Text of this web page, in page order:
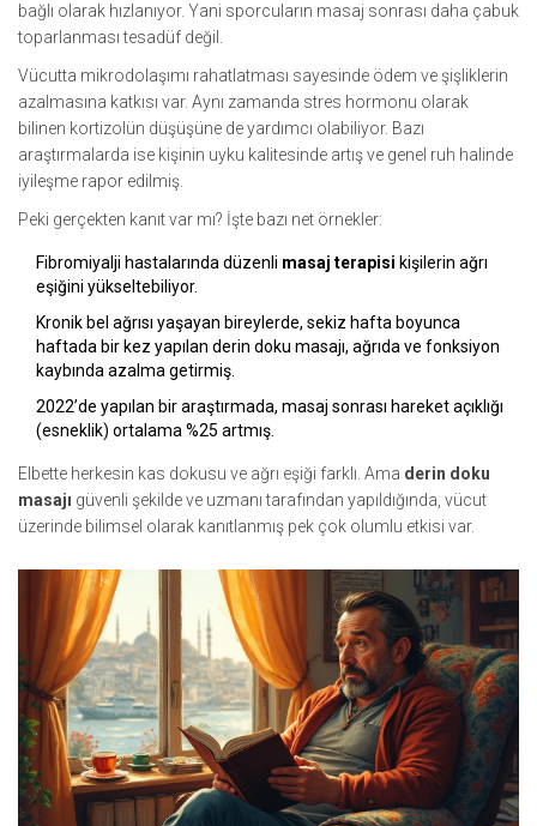
bağlı olarak hızlanıyor. Yani sporcuların masaj sonrası daha çabuk
toparlanması tesadüf değil.
Vücutta mikrodolaşımı rahatlatması sayesinde ödem ve şişliklerin
azalmasına katkısı var. Aynı zamanda stres hormonu olarak
bilinen kortizolün düşüşüne de yardımcı olabiliyor. Bazı
araştırmalarda ise kişinin uyku kalitesinde artış ve genel ruh halinde
iyileşme rapor edilmiş.
Peki gerçekten kanıt var mı? İşte bazı net örnekler:
Fibromiyalji hastalarında düzenli masaj terapisi kişilerin ağrı
eşiğini yükseltebiliyor.
Kronik bel ağrısı yaşayan bireylerde, sekiz hafta boyunca
haftada bir kez yapılan derin doku masajı, ağrıda ve fonksiyon
kaybında azalma getirmiş.
2022’de yapılan bir araştırmada, masaj sonrası hareket açıklığı
(esneklik) ortalama %25 artmış.
Elbette herkesin kas dokusu ve ağrı eşiği farklı. Ama derin doku
masajı güvenli şekilde ve uzmanı tarafından yapıldığında, vücut
üzerinde bilimsel olarak kanıtlanmış pek çok olumlu etkisi var.